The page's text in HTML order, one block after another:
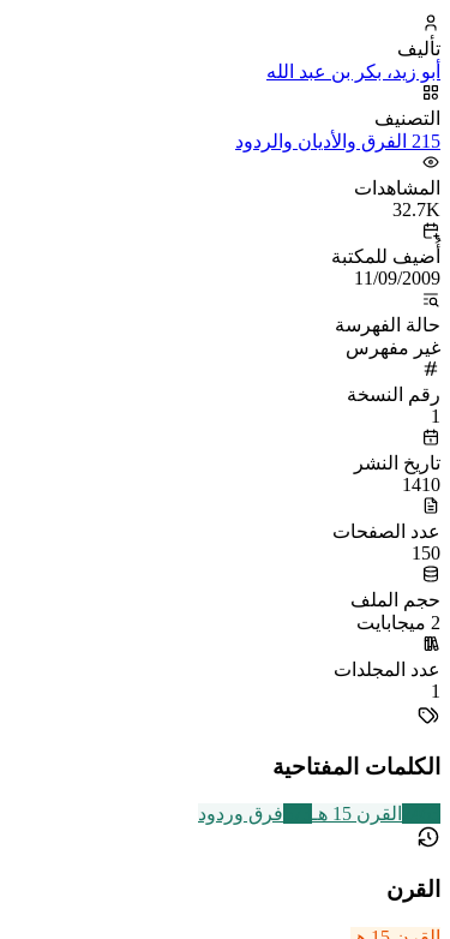
تأليف
أبو زيد، بكر بن عبد الله
التصنيف
215 الفرق والأديان والردود
المشاهدات
32.7K
أُضيف للمكتبة
11/09/2009
حالة الفهرسة
غير مفهرس
رقم النسخة
1
تاريخ النشر
1410
عدد الصفحات
150
حجم الملف
2 ميجابايت
عدد المجلدات
1
الكلمات المفتاحية
القرن 15 هـ فرق وردود
القرن